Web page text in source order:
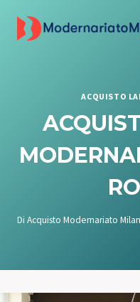
ACQUISTO
Di Acquisto Modernariato